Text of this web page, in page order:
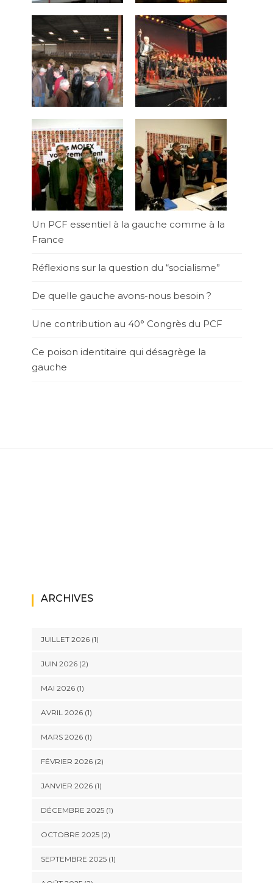
Un PCF essentiel à la gauche comme à la
France
Réflexions sur la question du “socialisme”
De quelle gauche avons-nous besoin ?
Une contribution au 40° Congrès du PCF
Ce poison identitaire qui désagrège la
gauche
ARCHIVES
JUILLET 2026(1)
JUIN 2026(2)
MAI 2026(1)
AVRIL 2026(1)
MARS 2026(1)
FÉVRIER 2026(2)
JANVIER 2026(1)
DÉCEMBRE 2025(1)
OCTOBRE 2025(2)
SEPTEMBRE 2025(1)